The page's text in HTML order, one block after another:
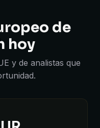
de
hoy
y de analistas que